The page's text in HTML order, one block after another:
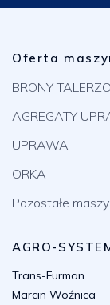
Oferta
BRONY
AGREGATY
UPRAWA
ORKA
Pozostałe
AGRO-
Trans-Furman
Marcin Woźnica